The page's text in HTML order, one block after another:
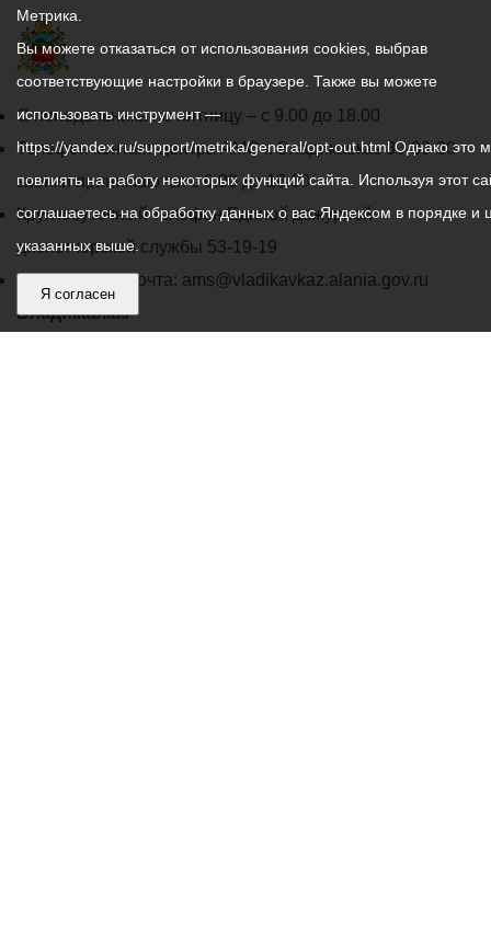
График
работы
администрации
местного
самоуправления
города
Владикавказ:
С понедельника по пятницу – с 9.00 до 18.00
Телефон контакт-центра АМС г. Владикавказ30-30-30
звонки принимаются с 9:00 до 18:00
Круглосуточный телефон Единой дежурной
диспетчерской службы 53-19-19
Электронная почта: ams@vladikavkaz.alania.gov.ru
Владикавказ
Метрика.
Вы можете отказаться от использования cookies, выбрав
соответствующие настройки в браузере. Также вы можете
использовать инструмент —
https://yandex.ru/support/metrika/general/opt-out.html Однако это
повлиять на работу некоторых функций сайта. Используя этот
соглашаетесь на обработку данных о вас Яндексом в порядке и
указанных выше.
Я согласен